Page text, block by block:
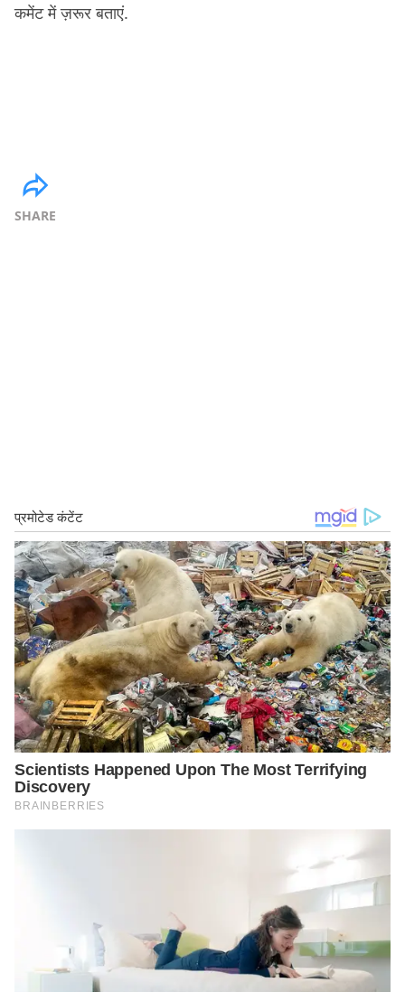
कमेंट में ज़रूर बताएं.
SHARE